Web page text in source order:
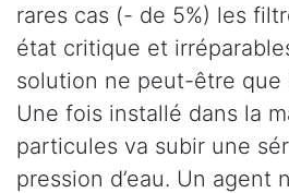
rares cas (- de 5%) les
état critique et
solution ne peut-être que
Une fois installé dans la
particules va subir une
pression d’eau. Un agent